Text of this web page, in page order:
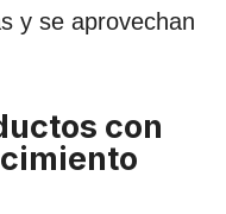
y se aprovechan
con